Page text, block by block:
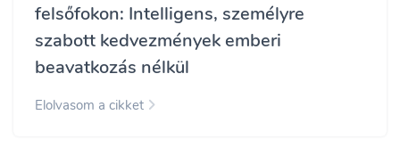
felsőfokon: Intelligens, személyre
szabott kedvezmények emberi
beavatkozás nélkül
Elolvasom a cikket